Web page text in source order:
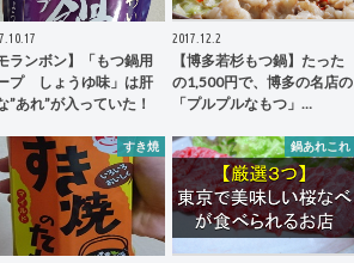
モランボン】「もつ鍋用
プ しょうゆ味」は肝
”あれ”が入っていた！
2017.12.2
【博多若杉もつ鍋】たった
の1,500円で、博多の名店の
「プルプルなもつ」…
すき焼 鍋あれこれ